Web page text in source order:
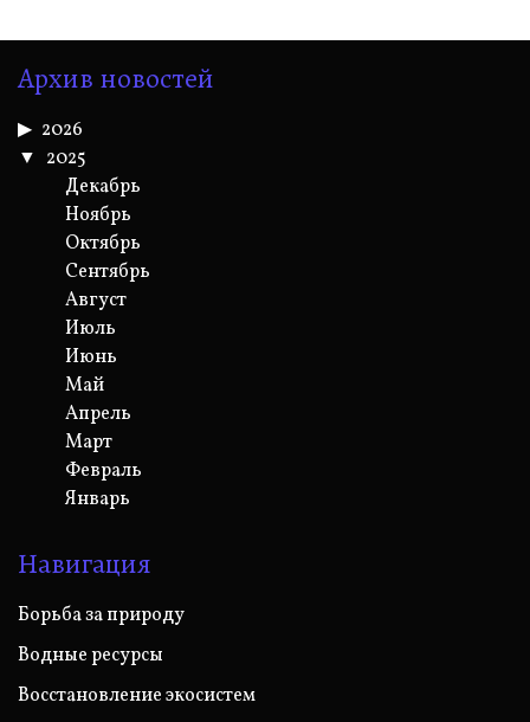
Архив новостей
2026
2025
Декабрь
Ноябрь
Октябрь
Сентябрь
Август
Июль
Июнь
Май
Апрель
Март
Февраль
Январь
Навигация
Борьба за природу
Водные ресурсы
Восстановление экосистем